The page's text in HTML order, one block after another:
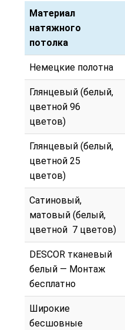
Материал
натяжного
потолка
Материал
натяжного
потолка
Немецкие полотна
Глянцевый (белый,
цветной 96
цветов)
Глянцевый (белый,
цветной 25
цветов)
Сатиновый,
матовый (белый,
цветной 7 цветов)
DESCOR тканевый
белый — Монтаж
бесплатно
Широкие
бесшовные